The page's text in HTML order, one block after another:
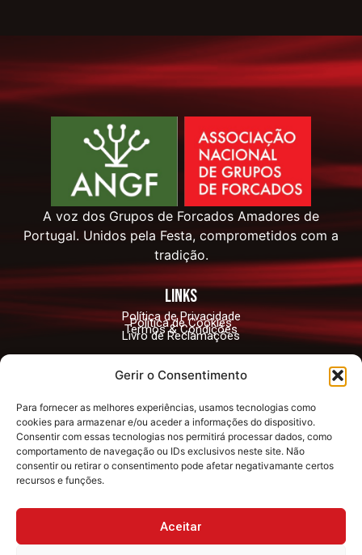
Gerir o Consentimento
Para fornecer as melhores experiências, usamos tecnologias como
cookies para armazenar e/ou aceder a informações do dispositivo.
Consentir com essas tecnologias nos permitirá processar dados, como
comportamento de navegação ou IDs exclusivos neste site. Não
consentir ou retirar o consentimento pode afetar negativamante certos
recursos e funções.
Aceitar
A voz dos Grupos de Forcados Amadores de
Portugal. Unidos pela Festa, comprometidos com a
tradição.
links
Política de Privacidade
Política de Cookies
Termos & Condições
Livro de Reclamações
contactos
Largo António Santos Jorge no12, 2890-042
Alcochete
Redes Sociais